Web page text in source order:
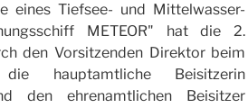
eines Tiefsee- und Mittelwasser-
METEOR" hat die 2.
den Vorsitzenden Direktor beim
die hauptamtliche Beisitzerin
den ehrenamtlichen Beisitzer